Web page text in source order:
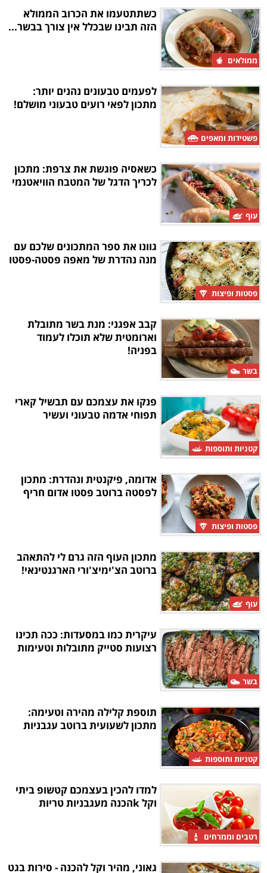
ממולאים
כשתתטעמו את הכרוב הממולא
הזה תבינו שבכלל אין צורך בבשר...
פשטידות ומאפים
לפעמים טבעונים נהנים יותר:
מתכון לפאי רועים טבעוני מושלם!
עוף
כשאסיה פוגשת את צרפת: מתכון
לכריך הדגל של המטבח הוויאטנמי
פסטות ופיצות
גוונו את ספר המתכונים שלכם עם
מנה נהדרת של מאפה פסטה-פסטו
בשר
קבב אפגני: מנת בשר מתובלת
וארומטית שלא תוכלו לעמוד
בפניה!
קטניות ותוספות
פנקו את עצמכם עם תבשיל קארי
תפוחי אדמה טבעוני ועשיר
פסטות ופיצות
אדומה, פיקנטית ונהדרת: מתכון
לפסטה ברוטב פסטו אדום חריף
עוף
מתכון העוף הזה גרם לי להתאהב
ברוטב הצ'ימיצ'ורי הארגנטינאי!
בשר
עיקרית כמו במסעדות: ככה תכינו
רצועות סטייק מתובלות וטעימות
קטניות ותוספות
תוספת קלילה מהירה וטעימה:
מתכון לשעועית ברוטב עגבניות
רטבים וממרחים
למדו להכין בעצמכם קטשופ ביתי
וקל kהכנה מעגבניות טריות
גאוני, מהיר וקל להכנה - סירות בגט